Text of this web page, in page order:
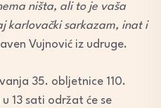
ništa, ali to je vaša
karlovački sarkazam, inat i
Vujnović iz udruge.
35. obljetnice 110.
13 sati održat će se